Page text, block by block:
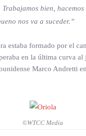
Trabajamos bien,
nos va a suceder.”
estaba formado por el
en la última curva al
Marco Andretti
©WTCC Media